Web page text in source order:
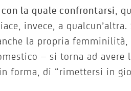
la quale confrontarsi
,
invece, a
la propria
– si torna ad avere
forma, di “rimettersi in